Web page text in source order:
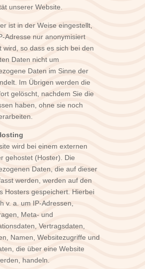
unserer Website.
ist in der Weise eingestellt,
Adresse nur anonymisiert
wird, so dass es sich bei den
Daten nicht um
Daten im Sinne der
Im Übrigen werden die
gelöscht, nachdem Sie die
haben, ohne sie noch
wird bei einem externen
gehostet (Hoster). Die
Daten, die auf dieser
werden, werden auf den
Hosters gespeichert. Hierbei
v. a. um IP-Adressen,
Meta- und
Vertragsdaten,
Namen, Websitezugriffe und
die über eine Website
handeln.